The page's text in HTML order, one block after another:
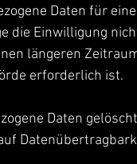
Daten für
die Einwilligung
längeren
erforderlich ist.
Daten